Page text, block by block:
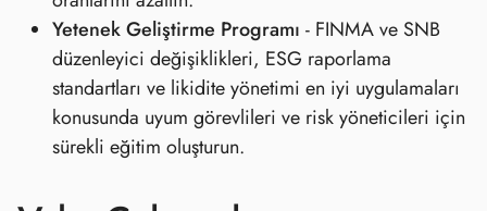
Yetenek Geliştirme Programı - FINMA ve SNB
düzenleyici değişiklikleri, ESG raporlama
standartları ve likidite yönetimi en iyi uygulamaları
konusunda uyum görevlileri ve risk yöneticileri için
sürekli eğitim oluşturun.